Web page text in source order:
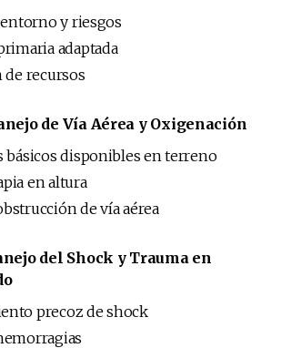
y riesgos
adaptada
recursos
de Vía Aérea y Oxigenación
básicos disponibles en terreno
en altura
de vía aérea
del Shock y Trauma en
precoz de shock